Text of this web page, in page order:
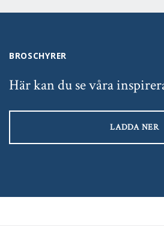
BROSCHYRER
Här kan du se våra
LADDA NER